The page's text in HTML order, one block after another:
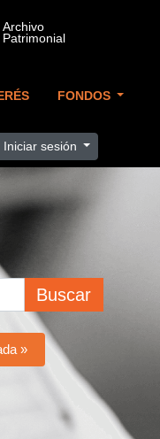
FONDOS
Iniciar sesión
Buscar
»